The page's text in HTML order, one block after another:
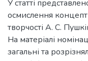
У статті
осмислення
творчості А. С.
На матеріалі
загальні та